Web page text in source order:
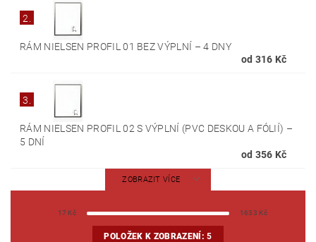
2.
RÁM NIELSEN PROFIL 01 BEZ VÝPLNÍ –4 DNY
od 316 Kč
3.
RÁM NIELSEN PROFIL 02 S VÝPLNÍ (PVC DESKOU A FÓLIÍ) –
5 DNÍ
od 356 Kč
ZOBRAZIT VÍCE
17 Kč 1633 Kč
POLOŽEK K ZOBRAZENÍ:5